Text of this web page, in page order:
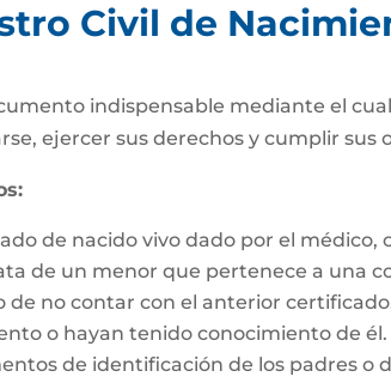
Civil de
indispensable mediante el
ejercer sus derechos y cumplir sus
de nacido vivo dado por el
de un menor que pertenece a una
de no contar con el anterior
o hayan tenido conocimiento de él.
de identificación de los padres o